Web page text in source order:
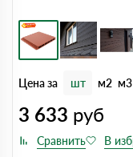
Цена за шт м2 м3
3 633 руб